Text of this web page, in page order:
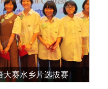
赛水乡片选拔赛